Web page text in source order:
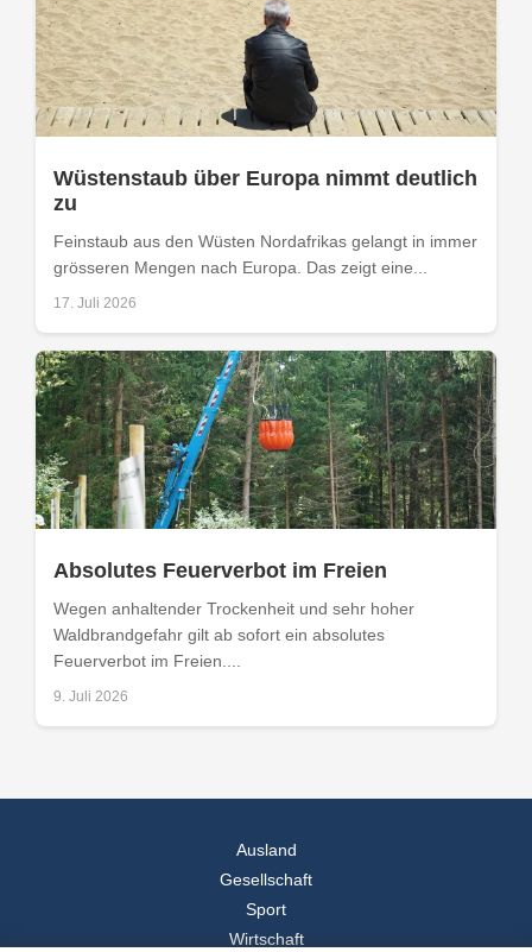
Wüstenstaub über Europa nimmt deutlich
zu
Feinstaub aus den Wüsten Nordafrikas gelangt in immer
grösseren Mengen nach Europa. Das zeigt eine...
17. Juli 2026
Absolutes Feuerverbot im Freien
Wegen anhaltender Trockenheit und sehr hoher
Waldbrandgefahr gilt ab sofort ein absolutes
Feuerverbot im Freien....
9. Juli 2026
Ausland
Gesellschaft
Sport
Wirtschaft